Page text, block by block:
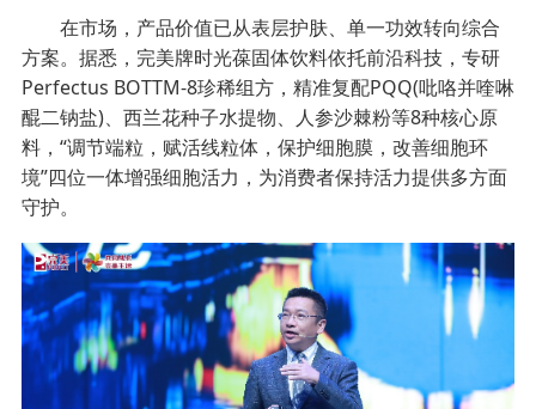
在市场，产品价值已从表层护肤、单一功效转向综合
方案。据悉，完美牌时光葆固体饮料依托前沿科技，专研
Perfectus BOTTM-8珍稀组方，精准复配PQQ(吡咯并喹啉
醌二钠盐)、西兰花种子水提物、人参沙棘粉等8种核心原
料，“调节端粒，赋活线粒体，保护细胞膜，改善细胞环
境”四位一体增强细胞活力，为消费者保持活力提供多方面
守护。